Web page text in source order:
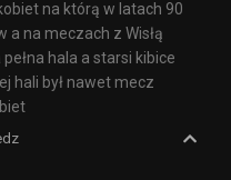
na którą w latach 90
a na meczach z Wisłą
hala a starsi kibice
hali był nawet mecz